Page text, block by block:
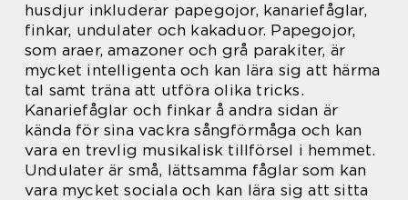
husdjur inkluderar papegojor, kanariefåglar,
finkar, undulater och kakaduor. Papegojor,
som araer, amazoner och grå parakiter, är
mycket intelligenta och kan lära sig att härma
tal samt träna att utföra olika tricks.
Kanariefåglar och finkar å andra sidan är
kända för sina vackra sångförmåga och kan
vara en trevlig musikalisk tillförsel i hemmet.
Undulater är små, lättsamma fåglar som kan
vara mycket sociala och kan lära sig att sitta